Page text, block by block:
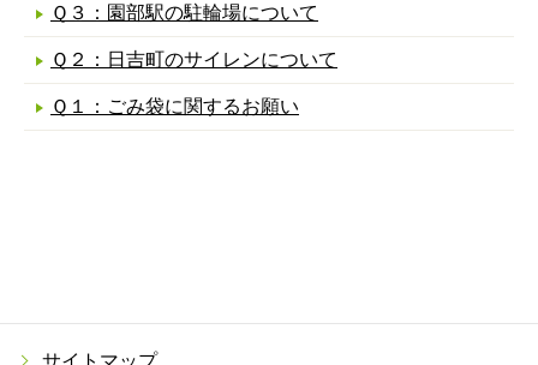
Ｑ３：園部駅の駐輪場について
Ｑ２：日吉町のサイレンについて
Ｑ１：ごみ袋に関するお願い
サイトマップ